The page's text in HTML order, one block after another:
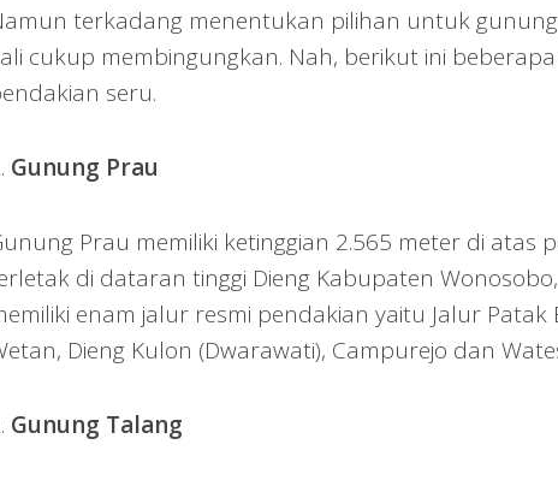
terkadang menentukan pilihan untuk
cukup membingungkan. Nah, berikut ini
seru.
Gunung Prau
Prau memiliki ketinggian 2.565 meter di atas
di dataran tinggi Dieng Kabupaten
enam jalur resmi pendakian yaitu Jalur Patak
Dieng Kulon (Dwarawati), Campurejo dan
Gunung Talang